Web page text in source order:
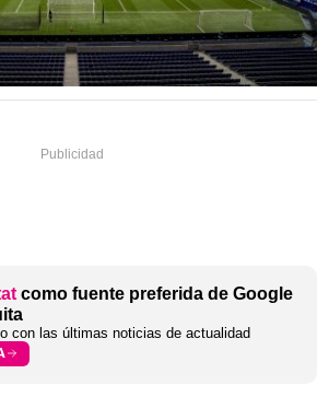
como fuente preferida de Google
con las últimas noticias de actualidad